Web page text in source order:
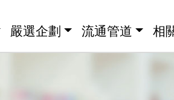
嚴選企劃 流通管道 相